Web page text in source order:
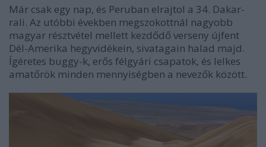
Már csak egy nap, és Peruban elrajtol a 34. Dakar-
rali. Az utóbbi években megszokottnál nagyobb
magyar résztvétel mellett kezdődő verseny újfent
Dél-Amerika hegyvidékein, sivatagain halad majd.
Ígéretes buggy-k, erős félgyári csapatok, és lelkes
amatőrök minden mennyiségben a nevezők között.